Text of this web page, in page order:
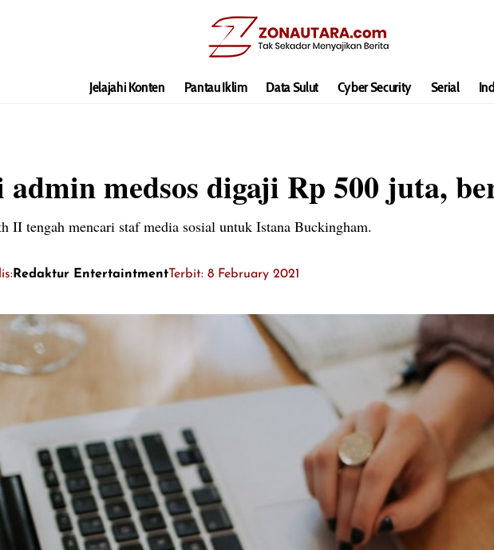
Jelajahi Konten Pantau Iklim Data Sulut Cyber Security Serial
medsos digaji Rp 500 juta,
II tengah mencari staf media sosial untuk Istana Buckingham.
Redaktur Entertaintment Terbit: 8 February 2021